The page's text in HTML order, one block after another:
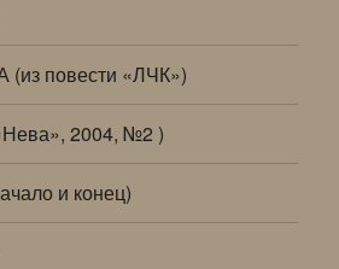
повести «ЛЧК»)
2004, №2 )
и конец)